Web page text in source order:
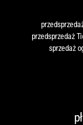
przedsprzedaż
sprzedaż